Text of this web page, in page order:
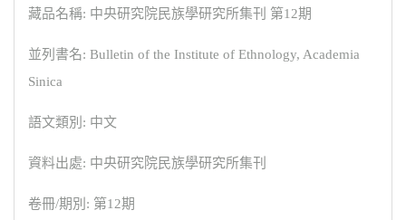
藏品名稱: 中央研究院民族學研究所集刊 第12期
並列書名: Bulletin of the Institute of Ethnology, Academia
Sinica
語文類別: 中文
資料出處: 中央研究院民族學研究所集刊
卷冊/期別: 第12期